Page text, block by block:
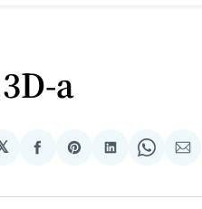
a
podijeli
Facebook
Sharepodijeli
LinkedIn
Share